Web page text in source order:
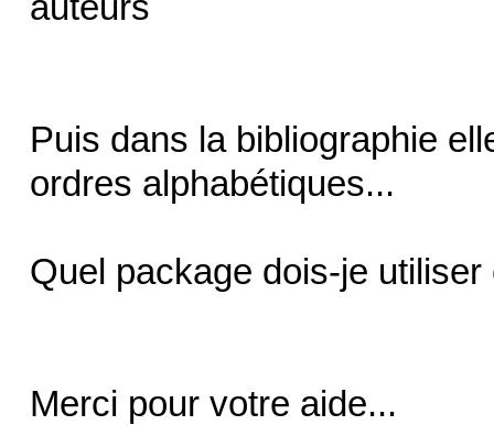
Puis dans la bibliographie
ordres alphabétiques...
Quel package dois-je
Merci pour votre aide...